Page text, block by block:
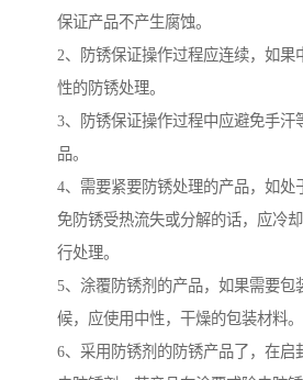
保证产品不产生腐蚀。
2、防锈保证操作过程应连续，如果
性的防锈处理。
3、防锈保证操作过程中应避免手汗
品。
4、需要紧要防锈处理的产品，如处
免防锈受热流失或分解的话，应冷
行处理。
5、涂覆防锈剂的产品，如果需要包
候，应使用中性，干燥的包装材料。
6、采用防锈剂的防锈产品了，在启